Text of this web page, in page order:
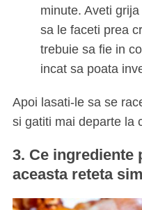
minute. Aveti
sa le faceti prea
trebuie sa fie in
incat sa poata
Apoi lasati-le sa se
si gatiti mai departe la
3. Ce ingrediente
aceasta reteta